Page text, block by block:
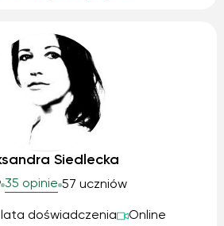
Siedlecka
35 opinie 57 uczniów
lata doświadczenia Online